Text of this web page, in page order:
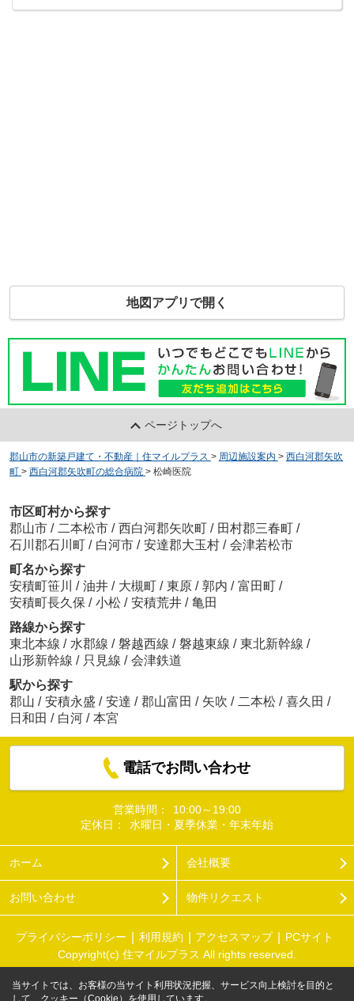
地図アプリで開く
ページトップへ
郡山市の新築戸建て・不動産｜住マイルプラス > 周辺施設案内 > 西白河郡矢吹
町 > 西白河郡矢吹町の総合病院 > 松崎医院
市区町村から探す
郡山市 / 二本松市 / 西白河郡矢吹町 / 田村郡三春町 /
石川郡石川町 / 白河市 / 安達郡大玉村 / 会津若松市
町名から探す
安積町笹川 / 油井 / 大槻町 / 東原 / 郭内 / 富田町 /
安積町長久保 / 小松 / 安積荒井 / 亀田
路線から探す
東北本線 / 水郡線 / 磐越西線 / 磐越東線 / 東北新幹線 /
山形新幹線 / 只見線 / 会津鉄道
駅から探す
郡山 / 安積永盛 / 安達 / 郡山富田 / 矢吹 / 二本松 / 喜久田 /
日和田 / 白河 / 本宮
電話でお問い合わせ
営業時間：
10:00～19:00
定休日：
水曜日・夏季休業・年末年始
ホーム 会社概要
お問い合わせ 物件リクエスト
プライバシーポリシー 利用規約 アクセスマップ
PCサイト
Copyright(c) 住マイルプラス All rights reserved.
当サイトでは、お客様の当サイト利用状況把握、サービス向上検討を目的と
して、クッキー（Cookie）を使用しています。